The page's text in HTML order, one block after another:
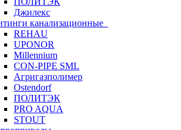
Джилекс
канализационные
REHAU
UPONOR
Millennium
CON-PIPE SML
Агригазполимер
Ostendorf
ПОЛИТЭК
PRO AQUA
STOUT